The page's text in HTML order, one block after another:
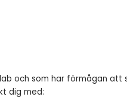
och som har förmågan att
dig med: